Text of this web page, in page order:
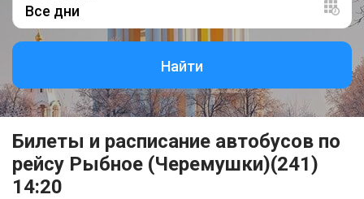
Найти
Билеты и расписание автобусов по
рейсу Рыбное (Черемушки)(241)
14:20